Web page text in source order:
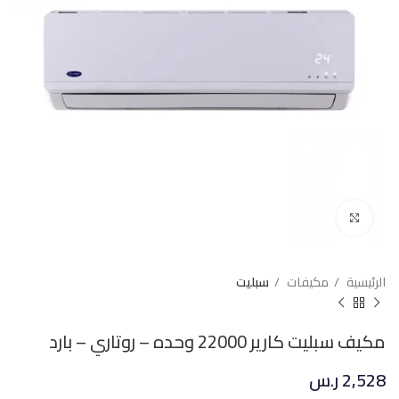
الرئيسية مكيفات سبليت
مكيف سبليت كارير 22000 وحده – روتاري – بارد
2,528ر.س